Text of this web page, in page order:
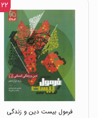
۲۲ %
فرمول بیست دین و زندگی